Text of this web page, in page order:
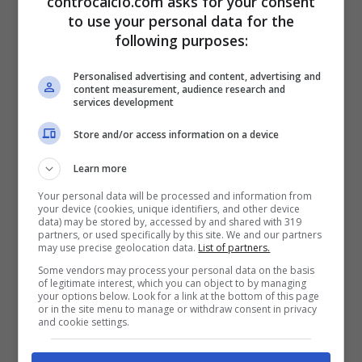
portare in Europa l’ennesimo calciatore
argentino. Juve e Inter hanno messo nel
anche aDe Zerbied è stato al centro di un
tentativo di acquisto anche dal
Manchester
Citydi Pep
certificano il valore e la duttilità di un
calciatore ora più che mai pronto a lasciare
l’Argentina per approdare nel calcio europeo.
Secondo quanto riportaokfichajes.comil
Siviglia avrebbe infatti proposto una cifra
to use your personal data for the
following purposes:
Personalised advertising and content, advertising and
content measurement, audience research and
services development
Store and/or access information on a device
Learn more
Your personal data will be processed and information from
your device (cookies, unique identifiers, and other device
data) may be stored by, accessed by and shared with 319
partners, or used specifically by this site. We and our partners
may use precise geolocation data. List of partners.
Some vendors may process your personal data on the basis
of legitimate interest, which you can object to by managing
your options below. Look for a link at the bottom of this page
or in the site menu to manage or withdraw consent in privacy
and cookie settings.